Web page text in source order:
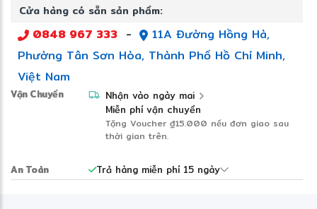
Cửa hàng có sẵn sản phẩm:
0848 967 333 -
11A Đường Hồng Hà,
Phường Tân Sơn Hòa, Thành Phố Hồ Chí Minh,
Việt Nam
Vận Chuyển
Nhận vào ngày mai
Miễn phí vận chuyển
Tặng Voucher ₫15.000 nếu đơn giao sau
thời gian trên.
An Toàn Trả hàng miễn phí 15 ngày
❆